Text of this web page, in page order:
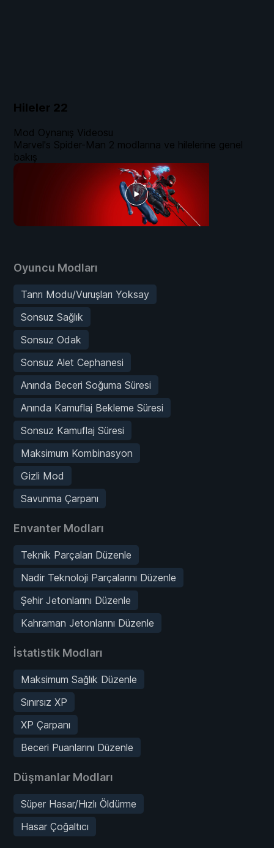
Hileler 22
Oyuncu Modları
Tanrı Modu/Vuruşları Yoksay
Sonsuz Sağlık
Sonsuz Odak
Sonsuz Alet Cephanesi
Anında Beceri Soğuma Süresi
Anında Kamuflaj Bekleme Süresi
Sonsuz Kamuflaj Süresi
Maksimum Kombinasyon
Gizli Mod
Savunma Çarpanı
Envanter Modları
Teknik Parçaları Düzenle
Nadir Teknoloji Parçalarını Düzenle
Şehir Jetonlarını Düzenle
Kahraman Jetonlarını Düzenle
İstatistik Modları
Maksimum Sağlık Düzenle
Sınırsız XP
XP Çarpanı
Beceri Puanlarını Düzenle
Düşmanlar Modları
Süper Hasar/Hızlı Öldürme
Hasar Çoğaltıcı
Mod Oynanış Videosu
Marvel's Spider-Man 2 modlarına ve hilelerine genel
bakış